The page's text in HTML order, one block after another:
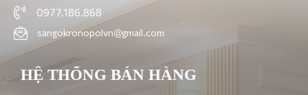
0977.186.868
sangokronopolvn@gmail.com
HỆ THỐNG BÁN HÀNG